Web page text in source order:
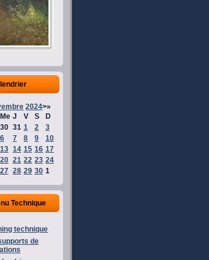
2024>»
Me J V S
D
30 31 1 2
3
6 7 8 9
10
13 14 15 16 17
20 21 22 23 24
27 28 29 30 1
Technique
technique
de